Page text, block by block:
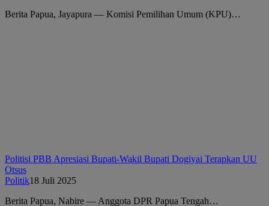
Berita Papua, Jayapura — Komisi Pemilihan Umum (KPU)…
Politisi PBB Apresiasi Bupati-Wakil Bupati Dogiyai Terapkan UU
Otsus
Politik18 Juli 2025
Berita Papua, Nabire — Anggota DPR Papua Tengah…